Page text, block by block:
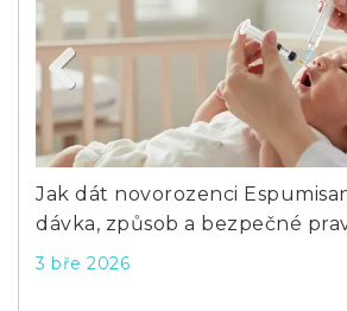
Jak dát novorozenci
dávka, způsob a bezpečné
3 bře 2026
Previous